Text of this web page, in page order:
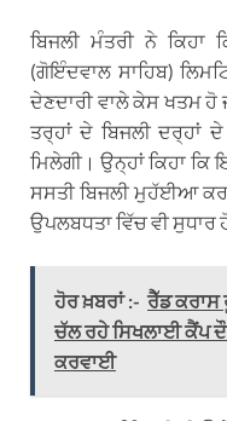
ਬਿਜਲੀ ਮੰਤਰੀ ਨੇ ਕਿਹਾ
(ਗੋਇੰਦਵਾਲ ਸਾਹਿਬ)
ਦੇਣਦਾਰੀ ਵਾਲੇ ਕੇਸ ਖਤਮ ਹੋ
ਤਰ੍ਹਾਂ ਦੇ ਬਿਜਲੀ ਦਰ੍ਹਾਂ
ਮਿਲੇਗੀ। ਉਨ੍ਹਾਂ ਕਿਹਾ ਕਿ
ਸਸਤੀ ਬਿਜਲੀ ਮੁਹੱਈਆ
ਉਪਲਬਧਤਾ ਵਿੱਚ ਵੀ ਸੁਧਾਰ
ਹੋਰ ਖ਼ਬਰਾਂ :- ਰੈੱਡ ਕਰਾਸ
ਚੱਲ ਰਹੇ ਸਿਖਲਾਈ ਕੈਂਪ
ਕਰਵਾਈ